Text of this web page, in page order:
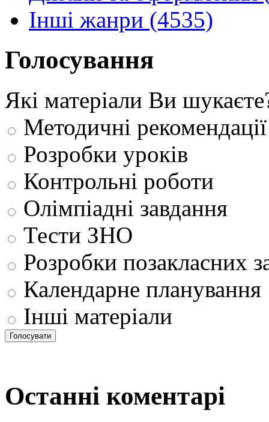
Інші жанри (4535)
Голосування
Які матеріали Ви
Методичні рекомендації
Розробки уроків
Контрольні роботи
Олімпіадні завдання
Тести ЗНО
Розробки позакласних
Календарне планування
Інші матеріали
Останні коментарі